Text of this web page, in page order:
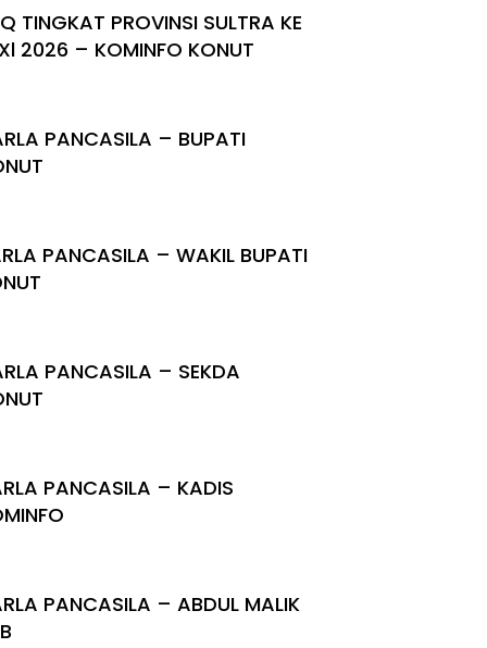
TINGKAT PROVINSI SULTRA KE
2026 – KOMINFO KONUT
PANCASILA – BUPATI
PANCASILA – WAKIL BUPATI
PANCASILA – SEKDA
PANCASILA – KADIS
PANCASILA – ABDUL MALIK